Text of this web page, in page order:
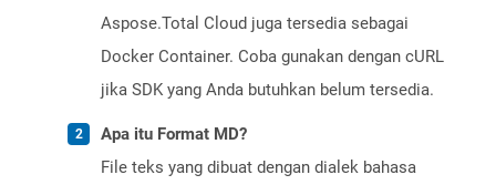
Aspose.Total Cloud juga tersedia sebagai
Docker Container. Coba gunakan dengan cURL
jika SDK yang Anda butuhkan belum tersedia.
Apa itu Format MD?
File teks yang dibuat dengan dialek bahasa